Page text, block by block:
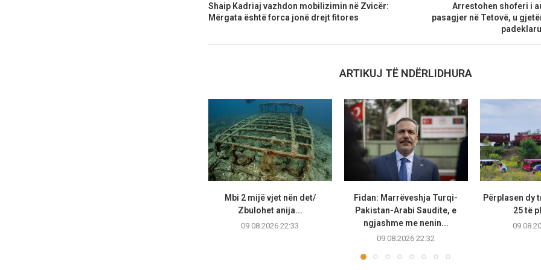
Shaip Kadriaj vazhdon mobilizimin në Zvicër:
Mërgata është forca jonë drejt fitores
Arrestohen shoferi i
pasagjer në Tetovë, u
ARTIKUJ TË NDËRLIDHURA
Mbi 2 mijë vjet nën det/
Zbulohet anija...
09.08.2026 22:33
Fidan: Marrëveshja Turqi-
Pakistan-Arabi Saudite, e
ngjashme me nenin...
09.08.2026 22:32
Përplasen dy
25 të